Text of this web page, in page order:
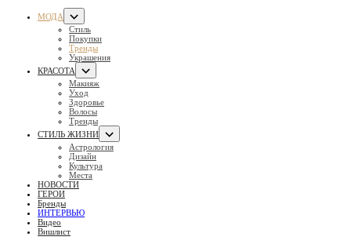
МОДА
Стиль
Покупки
Тренды
Украшения
КРАСОТА
Макияж
Уход
Здоровье
Волосы
Тренды
СТИЛЬ ЖИЗНИ
Астрология
Дизайн
Культура
Места
НОВОСТИ
ГЕРОИ
Бренды
ИНТЕРВЬЮ
Видео
Вишлист